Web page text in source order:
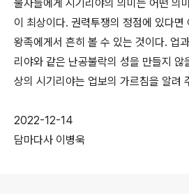
불자들에게 시기리야의 의미는 어떤 의
이 최상이다. 권력투쟁의 정점에 있다면
왕족에게서 흔히 볼 수 있는 것이다. 업
리야와 같은 난공불락의 성을 만들지 않
상의 시기리야는 업보의 가르침을 알려
2022-12-14
담마다사 이병욱